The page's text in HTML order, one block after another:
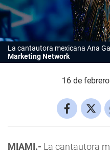
La cantautora mexicana Ana
Marketing Network
16 de
MIAMI.- La cantautora